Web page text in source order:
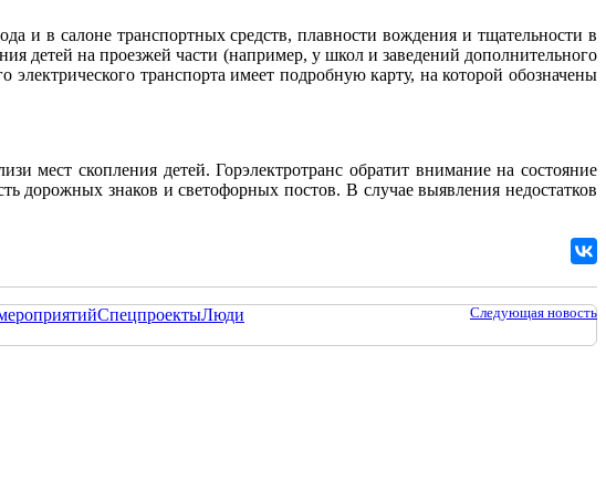
и в салоне транспортных средств, плавности вождения и тщательности в
детей на проезжей части (например, у школ и заведений дополнительного
транспорта имеет подробную карту, на которой обозначены
мест скопления детей. Горэлектротранс обратит внимание на состояние
дорожных знаков и светофорных постов. В случае выявления недостатков
Следующая новость
СпецпроектыЛюди